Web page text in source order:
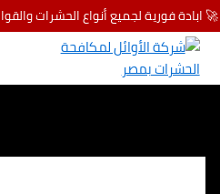
تخطي إلى المحتوى
🚀 ابادة فورية لجميع أنواع الحشرات